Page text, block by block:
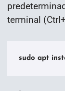
terminal
sudo apt